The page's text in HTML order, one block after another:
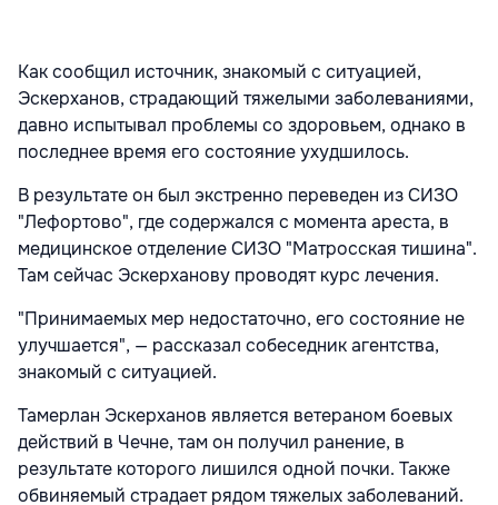
Как сообщил источник, знакомый с ситуацией,
Эскерханов, страдающий тяжелыми заболеваниями,
давно испытывал проблемы со здоровьем, однако в
последнее время его состояние ухудшилось.
В результате он был экстренно переведен из СИЗО
"Лефортово", где содержался с момента ареста, в
медицинское отделение СИЗО "Матросская тишина".
Там сейчас Эскерханову проводят курс лечения.
"Принимаемых мер недостаточно, его состояние не
улучшается", — рассказал собеседник агентства,
знакомый с ситуацией.
Тамерлан Эскерханов является ветераном боевых
действий в Чечне, там он получил ранение, в
результате которого лишился одной почки. Также
обвиняемый страдает рядом тяжелых заболеваний.